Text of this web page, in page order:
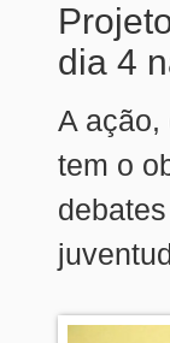
dia 4
A ação,
tem o